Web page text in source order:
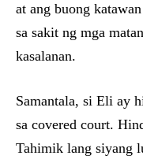
at ang buong
sa sakit ng mga
kasalanan.
Samantala, si Eli ay
sa covered court.
Tahimik lang siyang